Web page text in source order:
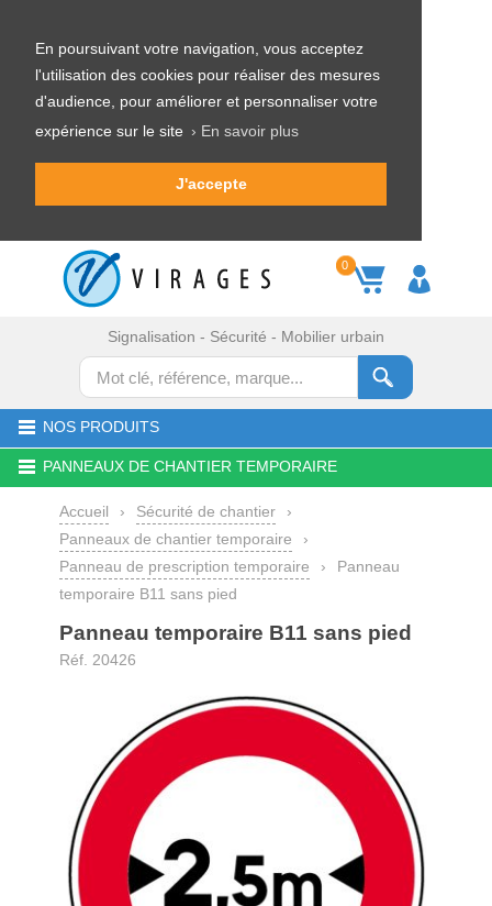
En poursuivant votre navigation, vous acceptez
l'utilisation des cookies pour réaliser des mesures
d'audience, pour améliorer et personnaliser votre
expérience sur le site › En savoir plus
J'accepte
0
Signalisation - Sécurité - Mobilier urbain
NOS PRODUITS
PANNEAUX DE CHANTIER TEMPORAIRE
Accueil › Sécurité de chantier
›
Panneaux de chantier temporaire
›
Panneau de prescription temporaire
›
Panneau
temporaire B11 sans pied
Panneau temporaire B11 sans pied
Réf. 20426